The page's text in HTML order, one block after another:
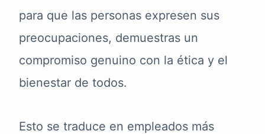
para que las personas expresen sus
preocupaciones, demuestras un
compromiso genuino con la ética y el
bienestar de todos.
Esto se traduce en empleados más